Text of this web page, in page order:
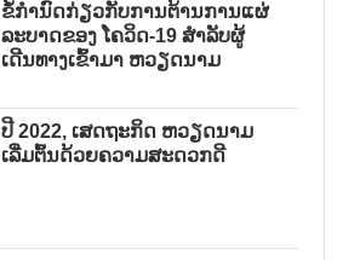
ຂໍ້ກຳນົດກ່ຽວກັບການຕ້ານການແຜ່
ລະບາດຂອງ ໂຄວິດ-19 ສຳລັບຜູ້
ເດີນທາງເຂົ້າມາ ຫວຽດນາມ
ປີ 2022, ເສດຖະກິດ ຫວຽດນາມ
ເລີ່ມຕົ້ນດ້ວຍຄວາມສະດວກດີ